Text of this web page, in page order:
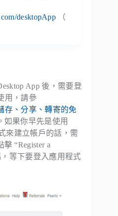
desktopApp （
App 後，需要登
用，請參
存、分享、轉寄的免
如果你早先是使用
來建立帳戶的話，需
擊 “Register a
，等下要登入應用程式